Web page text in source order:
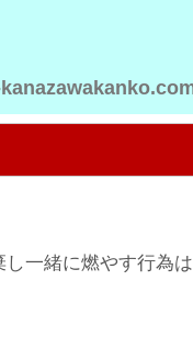
し一緒に燃やす行為は